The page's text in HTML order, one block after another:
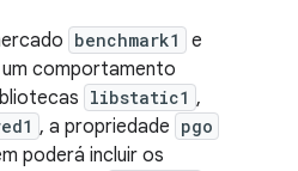
benchmark1 e
comportamento
libstatic1 ,
, a propriedade pgo
poderá incluir os